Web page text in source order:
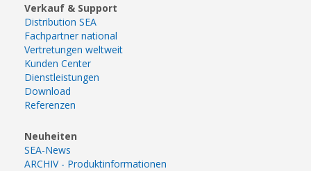
Verkauf & Support
Distribution SEA
Fachpartner national
Vertretungen weltweit
Kunden Center
Dienstleistungen
Download
Referenzen
Neuheiten
SEA-News
ARCHIV - Produktinformationen